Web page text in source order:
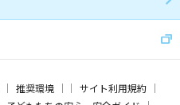
推奨環境
サイト利用規約